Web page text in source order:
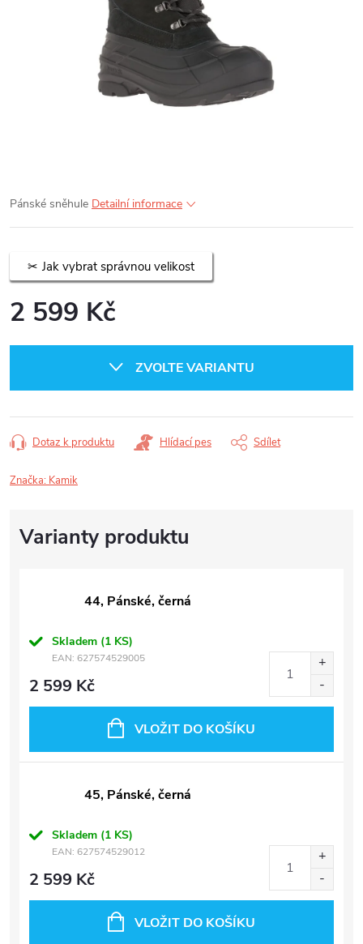
Pánské sněhule Detailní informace
Jak vybrat správnou velikost
2 599 Kč
ZVOLTE VARIANTU
Dotaz k produktu Hlídací pes Sdílet
Značka: Kamik
44, Pánské, černá
Skladem (1 KS)
EAN: 627574529005
2 599 Kč
VLOŽIT DO KOŠÍKU
45, Pánské, černá
Skladem (1 KS)
EAN: 627574529012
2 599 Kč
VLOŽIT DO KOŠÍKU